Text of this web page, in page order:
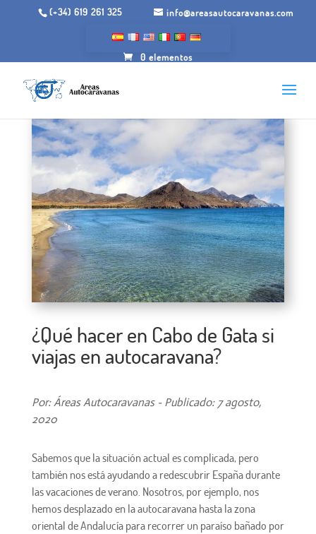
(+34) 619 261 325 info@areasautocaravanas.com
0 elementos
¿Qué hacer en Cabo de Gata si
viajas en autocaravana?
Por: Áreas Autocaravanas - Publicado: 7 agosto,
2020
Sabemos que la situación actual es complicada, pero
también nos está ayudando a redescubrir España durante
las vacaciones de verano. Nosotros, por ejemplo, nos
hemos desplazado en la autocaravana hasta la zona
oriental de Andalucía para recorrer un paraíso bañado por